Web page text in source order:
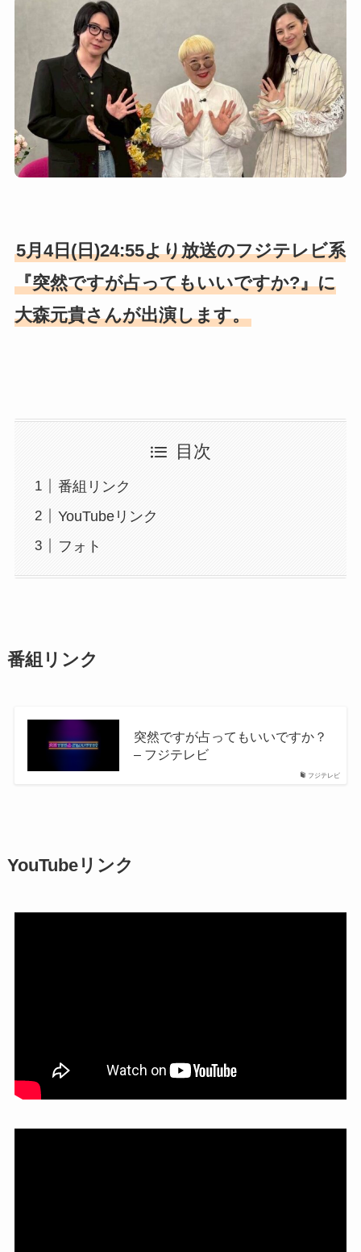
5月4日(日)24:55より放送のフジテレビ系
『突然ですが占ってもいいですか?』に
大森元貴さんが出演します。
目次
番組リンク
YouTubeリンク
フォト
番組リンク
フジテレビ
突然ですが占ってもいいですか？
– フジテレビ
YouTubeリンク